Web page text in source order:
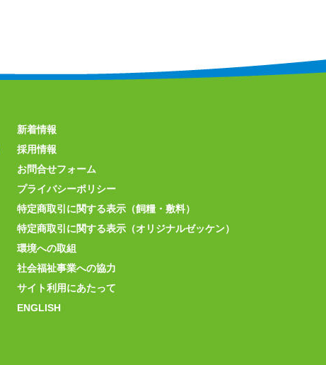
新着情報
採用情報
お問合せフォーム
プライバシーポリシー
特定商取引に関する表示（飼糧・敷料）
特定商取引に関する表示（オリジナルゼッケン）
社会福祉事業への協力
環境への取組
サイト利用にあたって
ENGLISH